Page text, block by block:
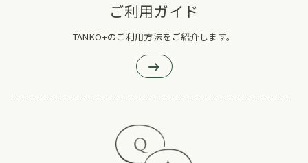
ご利用ガイド
TANKO+のご利用方法をご紹介します。